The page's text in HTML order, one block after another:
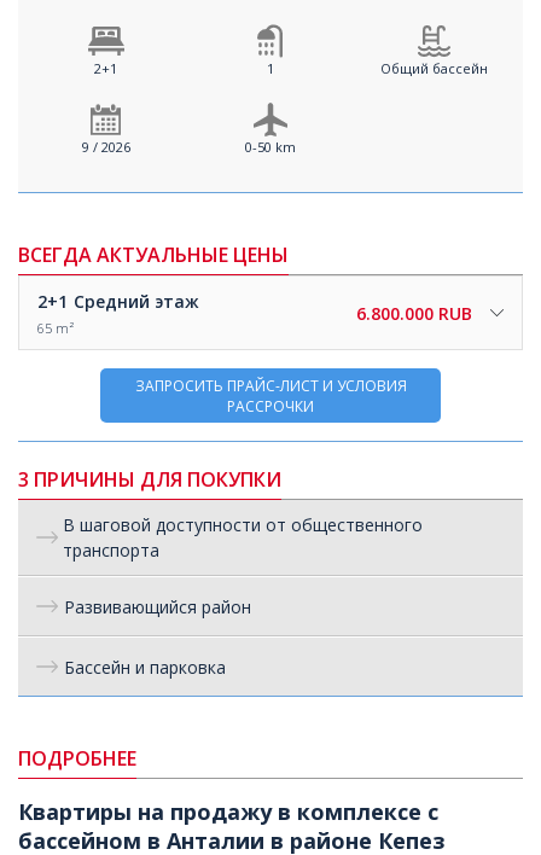
2+1 1 Общий бассейн
9 / 2026 0-50 km
ВСЕГДА АКТУАЛЬНЫЕ ЦЕНЫ
2+1 Средний этаж
65 m²
6.800.000 RUB
ЗАПРОСИТЬ ПРАЙС-ЛИСТ И УСЛОВИЯ
РАССРОЧКИ
3 ПРИЧИНЫ ДЛЯ ПОКУПКИ
В шаговой доступности от общественного
транспорта
Развивающийся район
Бассейн и парковка
ПОДРОБНЕЕ
Квартиры на продажу в комплексе с
бассейном в Анталии в районе Кепез